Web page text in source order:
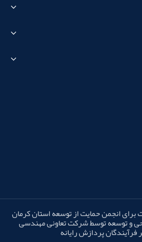
انجمن حمایت از توسعه استان کرمان
و توسعه توسط شرکت تعاونی مهندسی
فرآیندگان پردازش رایانه